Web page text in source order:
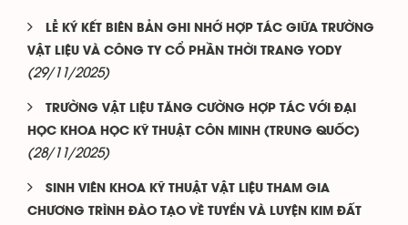
LỄ KÝ KẾT BIÊN BẢN GHI NHỚ HỢP TÁC GIỮA TRƯỜNG
VẬT LIỆU VÀ CÔNG TY CỔ PHẦN THỜI TRANG YODY
(29/11/2025)
TRƯỜNG VẬT LIỆU TĂNG CƯỜNG HỢP TÁC VỚI ĐẠI
HỌC KHOA HỌC KỸ THUẬT CÔN MINH (TRUNG QUỐC)
(28/11/2025)
SINH VIÊN KHOA KỸ THUẬT VẬT LIỆU THAM GIA
CHƯƠNG TRÌNH ĐÀO TẠO VỀ TUYỂN VÀ LUYỆN KIM ĐẤT